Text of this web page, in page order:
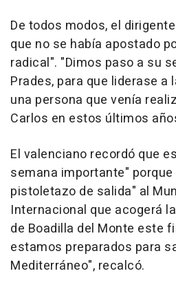
De todos modos, el
que no se había apostado
radical". "Dimos paso a su
Prades, para que liderase a
una persona que venía
Carlos en estos últimos
El valenciano recordó que
semana importante"
pistoletazo de salida" al
Internacional que acogerá
de Boadilla del Monte este
estamos preparados para
Mediterráneo", recalcó.